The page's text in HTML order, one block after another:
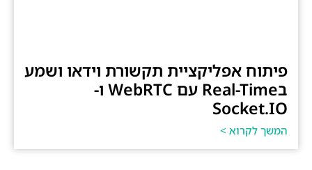
פיתוח אפליקציית תקשורת וידאו ושמע
בReal-Time עם WebRTC ו-
Socket.IO
המשך לקרוא >